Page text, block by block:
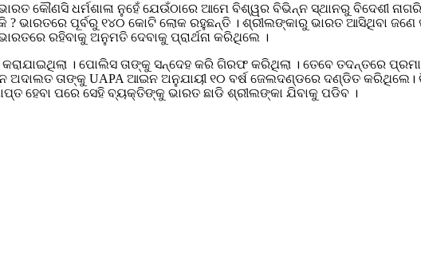
କୌଣସି ଧର୍ମଶାଳା ନୁହେଁ ଯେଉଁଠାରେ ଆମେ ବିଶ୍ୱର ବିଭିନ୍ନ ସ୍ଥାନରୁ ବିଦେଶୀ
ଭାରତରେ ପୂର୍ବରୁ ୧୪୦ କୋଟି ଲୋକ ରହୁଛନ୍ତି । ଶ୍ରୀଲଙ୍କାରୁ ଭାରତ ଆସିଥିବା ଜଣେ
ରହିବାକୁ ଅନୁମତି ଦେବାକୁ ପ୍ରାର୍ଥନା କରିଥିଲେ ।
। ପୋଲିସ ତାଙ୍କୁ ସନ୍ଦେହ କରି ଗିରଫ କରିଥିଲା । ତେବେ ତଦନ୍ତରେ
ତାଙ୍କୁ UAPA ଆଇନ ଅନୁଯାୟୀ ୧୦ ବର୍ଷ ଜେଲଦଣ୍ଡରେ ଦଣ୍ଡିତ କରିଥିଲେ।
ହେବା ପରେ ସେହି ବ୍ୟକ୍ତିଙ୍କୁ ଭାରତ ଛାଡି ଶ୍ରୀଲଙ୍କା ଯିବାକୁ ପଡିବ ।